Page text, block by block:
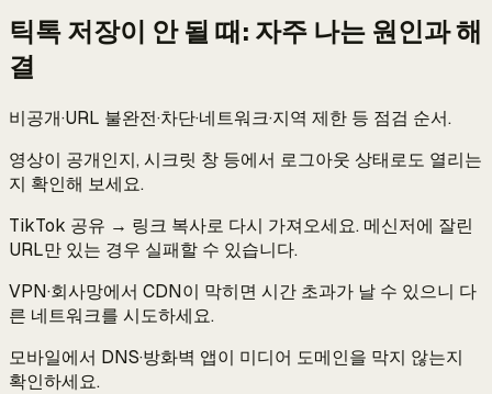
틱톡 저장이 안 될 때: 자주 나는 원인과 해
결
비공개·URL 불완전·차단·네트워크·지역 제한 등 점검 순서.
영상이 공개인지, 시크릿 창 등에서 로그아웃 상태로도 열리는
지 확인해 보세요.
TikTok 공유 → 링크 복사로 다시 가져오세요. 메신저에 잘린
URL만 있는 경우 실패할 수 있습니다.
VPN·회사망에서 CDN이 막히면 시간 초과가 날 수 있으니 다
른 네트워크를 시도하세요.
모바일에서 DNS·방화벽 앱이 미디어 도메인을 막지 않는지
확인하세요.